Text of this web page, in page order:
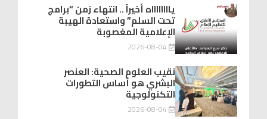
يااااااااه أخيراً .. انتهاء زمن “برامج
تحت السلم” واستعادة الهيبة
الإعلامية المغصوبة
2026-08-04
نقيب العلوم الصحية: العنصر
البشري هو أساس التطورات
التكنولوجية
2026-08-04